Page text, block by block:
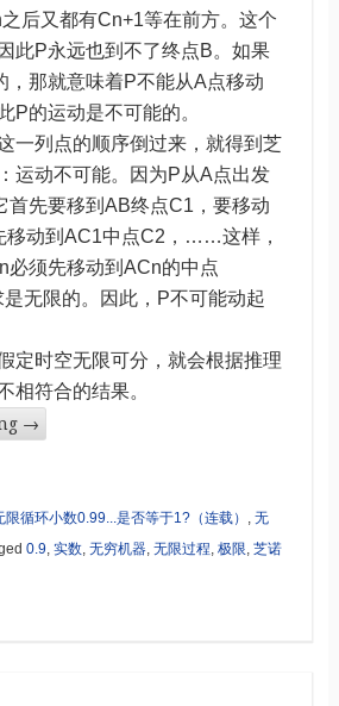
后又都有Cn+1等在前方。这个
此P永远也到不了终点B。如果
，那就意味着P不能从A点移动
P的运动是不可能的。
一列点的顺序倒过来，就得到芝
运动不可能。因为P从A点出发
首先要移到AB终点C1，要移动
移动到AC1中点C2，……这样，
必须先移动到ACn的中点
无限的。因此，P不可能动起
定时空无限可分，就会根据推理
相符合的结果。
→
限循环小数0.99...是否等于1?（连载） , 无
0.9, 实数, 无穷机器, 无限过程, 极限, 芝诺